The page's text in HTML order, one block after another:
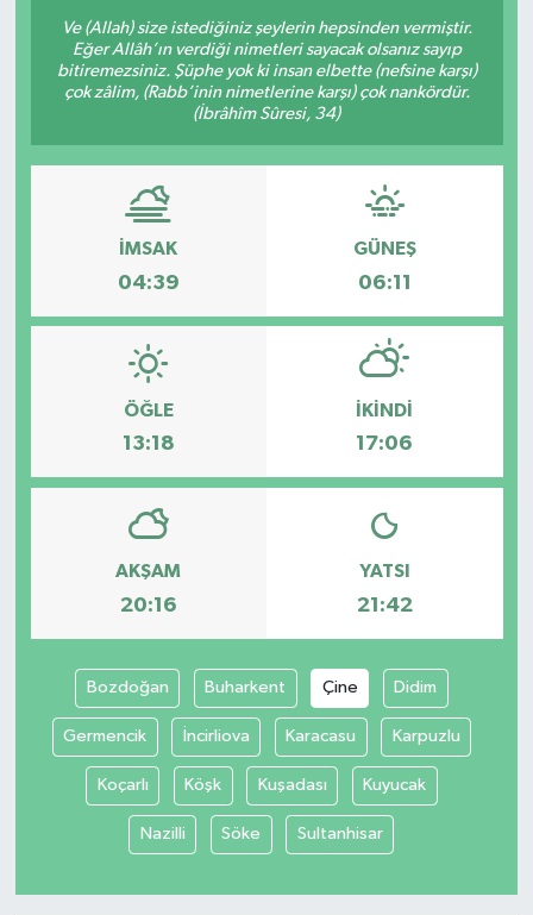
Ve (Allah) size istediğiniz şeylerin hepsinden vermiştir.
Eğer Allâh’ın verdiği nimetleri sayacak olsanız sayıp
bitiremezsiniz. Şüphe yok ki insan elbette (nefsine karşı)
çok zâlim, (Rabb’inin nimetlerine karşı) çok nankördür.
(İbrâhîm Sûresi, 34)
İMSAK
04:39
GÜNEŞ
06:11
ÖĞLE
13:18
İKINDI
17:06
AKŞAM
20:16
YATSI
21:42
Bozdoğan Buharkent Çine Didim
Germencik İncirliova Karacasu Karpuzlu
Koçarlı Köşk Kuşadası Kuyucak
Nazilli Söke Sultanhisar